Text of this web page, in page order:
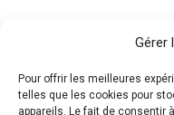
Gérer
Pour offrir les meilleures
telles que les cookies pour
appareils. Le fait de consentir